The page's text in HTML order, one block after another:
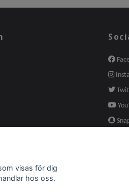
visas för dig
hos oss.